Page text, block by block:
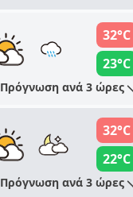
32°C
23°C
Πρόγνωση ανά 3 ώρες
32°C
22°C
Πρόγνωση ανά 3 ώρες